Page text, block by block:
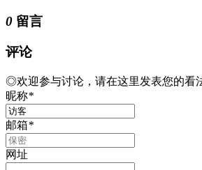
0 留言
评论
◎欢迎参与讨论，请在这里发表您的看
昵称*
邮箱*
网址